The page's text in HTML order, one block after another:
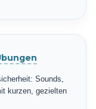
Sounds,
kurzen, gezielten